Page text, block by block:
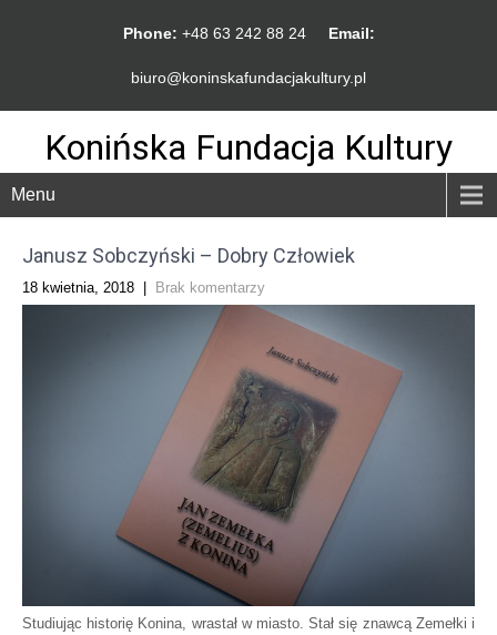
Phone: +48 63 242 88 24 Email:
biuro@koninskafundacjakultury.pl
Konińska Fundacja Kultury
Menu
Janusz Sobczyński – Dobry Człowiek
18 kwietnia, 2018 Brak komentarzy
Studiując historię Konina, wrastał w miasto. Stał się znawcą Zemełki i